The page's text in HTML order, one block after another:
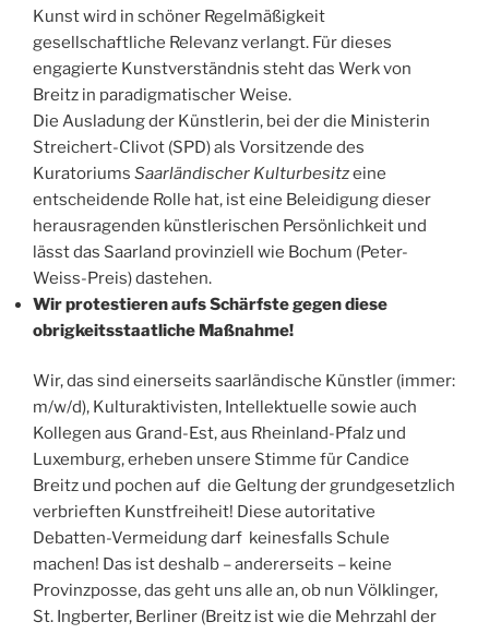
Kunst wird in schöner Regelmäßigkeit
gesellschaftliche Relevanz verlangt. Für dieses
engagierte Kunstverständnis steht das Werk von
Breitz in paradigmatischer Weise.
Die Ausladung der Künstlerin, bei der die Ministerin
Streichert-Clivot (SPD) als Vorsitzende des
Kuratoriums Saarländischer Kulturbesitzeine
entscheidende Rolle hat, ist eine Beleidigung dieser
herausragenden künstlerischen Persönlichkeit und
lässt das Saarland provinziell wie Bochum (Peter-
Weiss-Preis) dastehen.
Wir protestieren aufs Schärfste gegen diese
obrigkeitsstaatliche Maßnahme!
Wir, das sind einerseits saarländische Künstler (immer:
m/w/d), Kulturaktivisten, Intellektuelle sowie auch
Kollegen aus Grand-Est, aus Rheinland-Pfalz und
Luxemburg, erheben unsere Stimme für Candice
Breitz und pochen auf die Geltung der grundgesetzlich
verbrieften Kunstfreiheit! Diese autoritative
Debatten-Vermeidung darf keinesfalls Schule
machen! Das ist deshalb – andererseits – keine
Provinzposse, das geht uns alle an, ob nun Völklinger,
St. Ingberter, Berliner (Breitz ist wie die Mehrzahl der